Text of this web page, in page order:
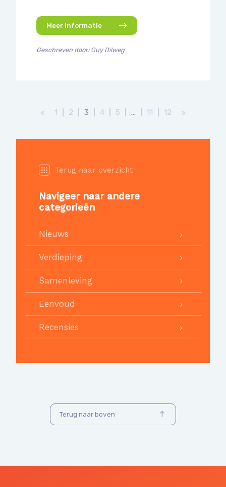
Meer informatie
Geschreven door: Guy Dilweg
1 2 3 4 5 ... 11 12
Terug naar overzicht
Navigeer naar andere
categorieën
Nieuws
Verdieping
Samenleving
Eenvoud
Recensies
Terug naar boven